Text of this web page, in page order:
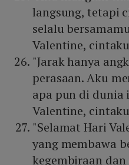
langsung, tetapi
selalu
Valentine,
"Jarak hanya
perasaan. Aku
apa pun di dunia
Valentine,
"Selamat Hari
yang membawa
kegembiraan